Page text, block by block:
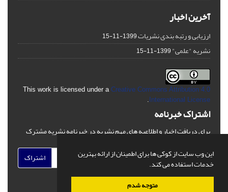
این وب سایت از کوکی ها برای اطمینان از ارائه بهترین
خدمات استفاده می کند.
متوجه شدم
آخرین اخبار
ارزیابی و رتبه بندی نشریات1399-11-15
نشریه "علمی"1399-11-15
This work is licensed under a Creative Commons Attribution 4.0
International License
.
اشتراک خبرنامه
برای دریافت اخبار و اطلاعیه های مهم نشریه در خبرنامه نشریه مشترک
اشتراک